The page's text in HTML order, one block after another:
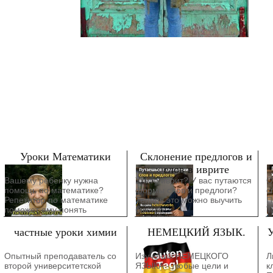
Уроки Математики
Вашему ребенку нужна
помощь по математике?
Репетитор по математике
поможет ему понять
материал и добиться успеха!
Склонение предлогов и
слов в иврите
Учите иврит? У вас путаются
формы слов и предлоги?
Теперь это можно выучить
быстро
частные уроки химии
Опытный преподаватель со
второй университетской
НЕМЕЦКИЙ ЯЗЫК.
Изучение НЕМЕЦКОГО
ЯЗЫКА - любые цели и